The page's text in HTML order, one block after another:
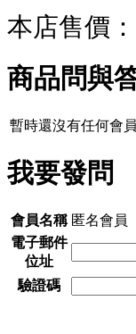
本店售價：
商品問與
暫時還沒有任何會
我要發問
會員名稱 匿名會員
電子郵件
位址
驗證碼